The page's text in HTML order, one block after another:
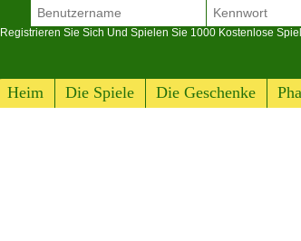
Heim Die Spiele Die Geschenke
Registrieren Sie Sich Und Spielen Sie 1000 Kostenlose